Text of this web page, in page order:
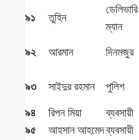
৯১ তুহিন
ডেলিভারি
ম্যান
৯২ আরমান দিনমজুর
৯৩ সাইদুর রহমান পুলিশ
৯৪
রিপন মিয়া ব্যবসায়ী
৯৫
আহসান আহমেদব্যবসায়ী